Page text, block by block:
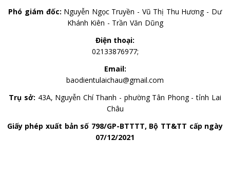
Phó giám đốc: Nguyễn Ngọc Truyền - Vũ Thị Thu Hương - Dư
Khánh Kiên - Trần Văn Dũng
Điện thoại:
02133876977;
Email:
baodientulaichau@gmail.com
Trụ sở: 43A, Nguyễn Chí Thanh - phường Tân Phong - tỉnh Lai
Châu
Giấy phép xuất bản số 798/GP-BTTTT, Bộ TT&TT cấp ngày
07/12/2021